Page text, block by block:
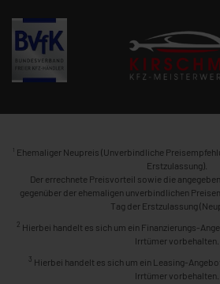
1 Ehemaliger Neupreis (Unverbindliche
Erstzulassung).
Der errechnete Preisvorteil sowie die
gegenüber der ehemaligen unverbindlichen
Tag der Erstzulassung
2 Hierbei handelt es sich um ein Finanzierungs-
Irrtümer vorbehalten.
3 Hierbei handelt es sich um ein Leasing-
Irrtümer vorbehalten.